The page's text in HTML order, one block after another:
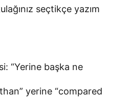
seçtikçe yazım
“Yerine başka ne
yerine “compared